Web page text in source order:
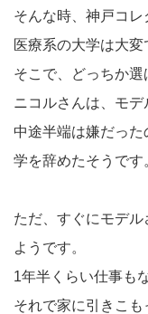
そんな時、神戸コレ
医療系の大学は大変
そこで、どっちか選
ニコルさんは、モデ
中途半端は嫌だっ
学を辞めたそうです
ただ、すぐにモデ
ようです。
1年半くらい仕事も
それで家に引きこも